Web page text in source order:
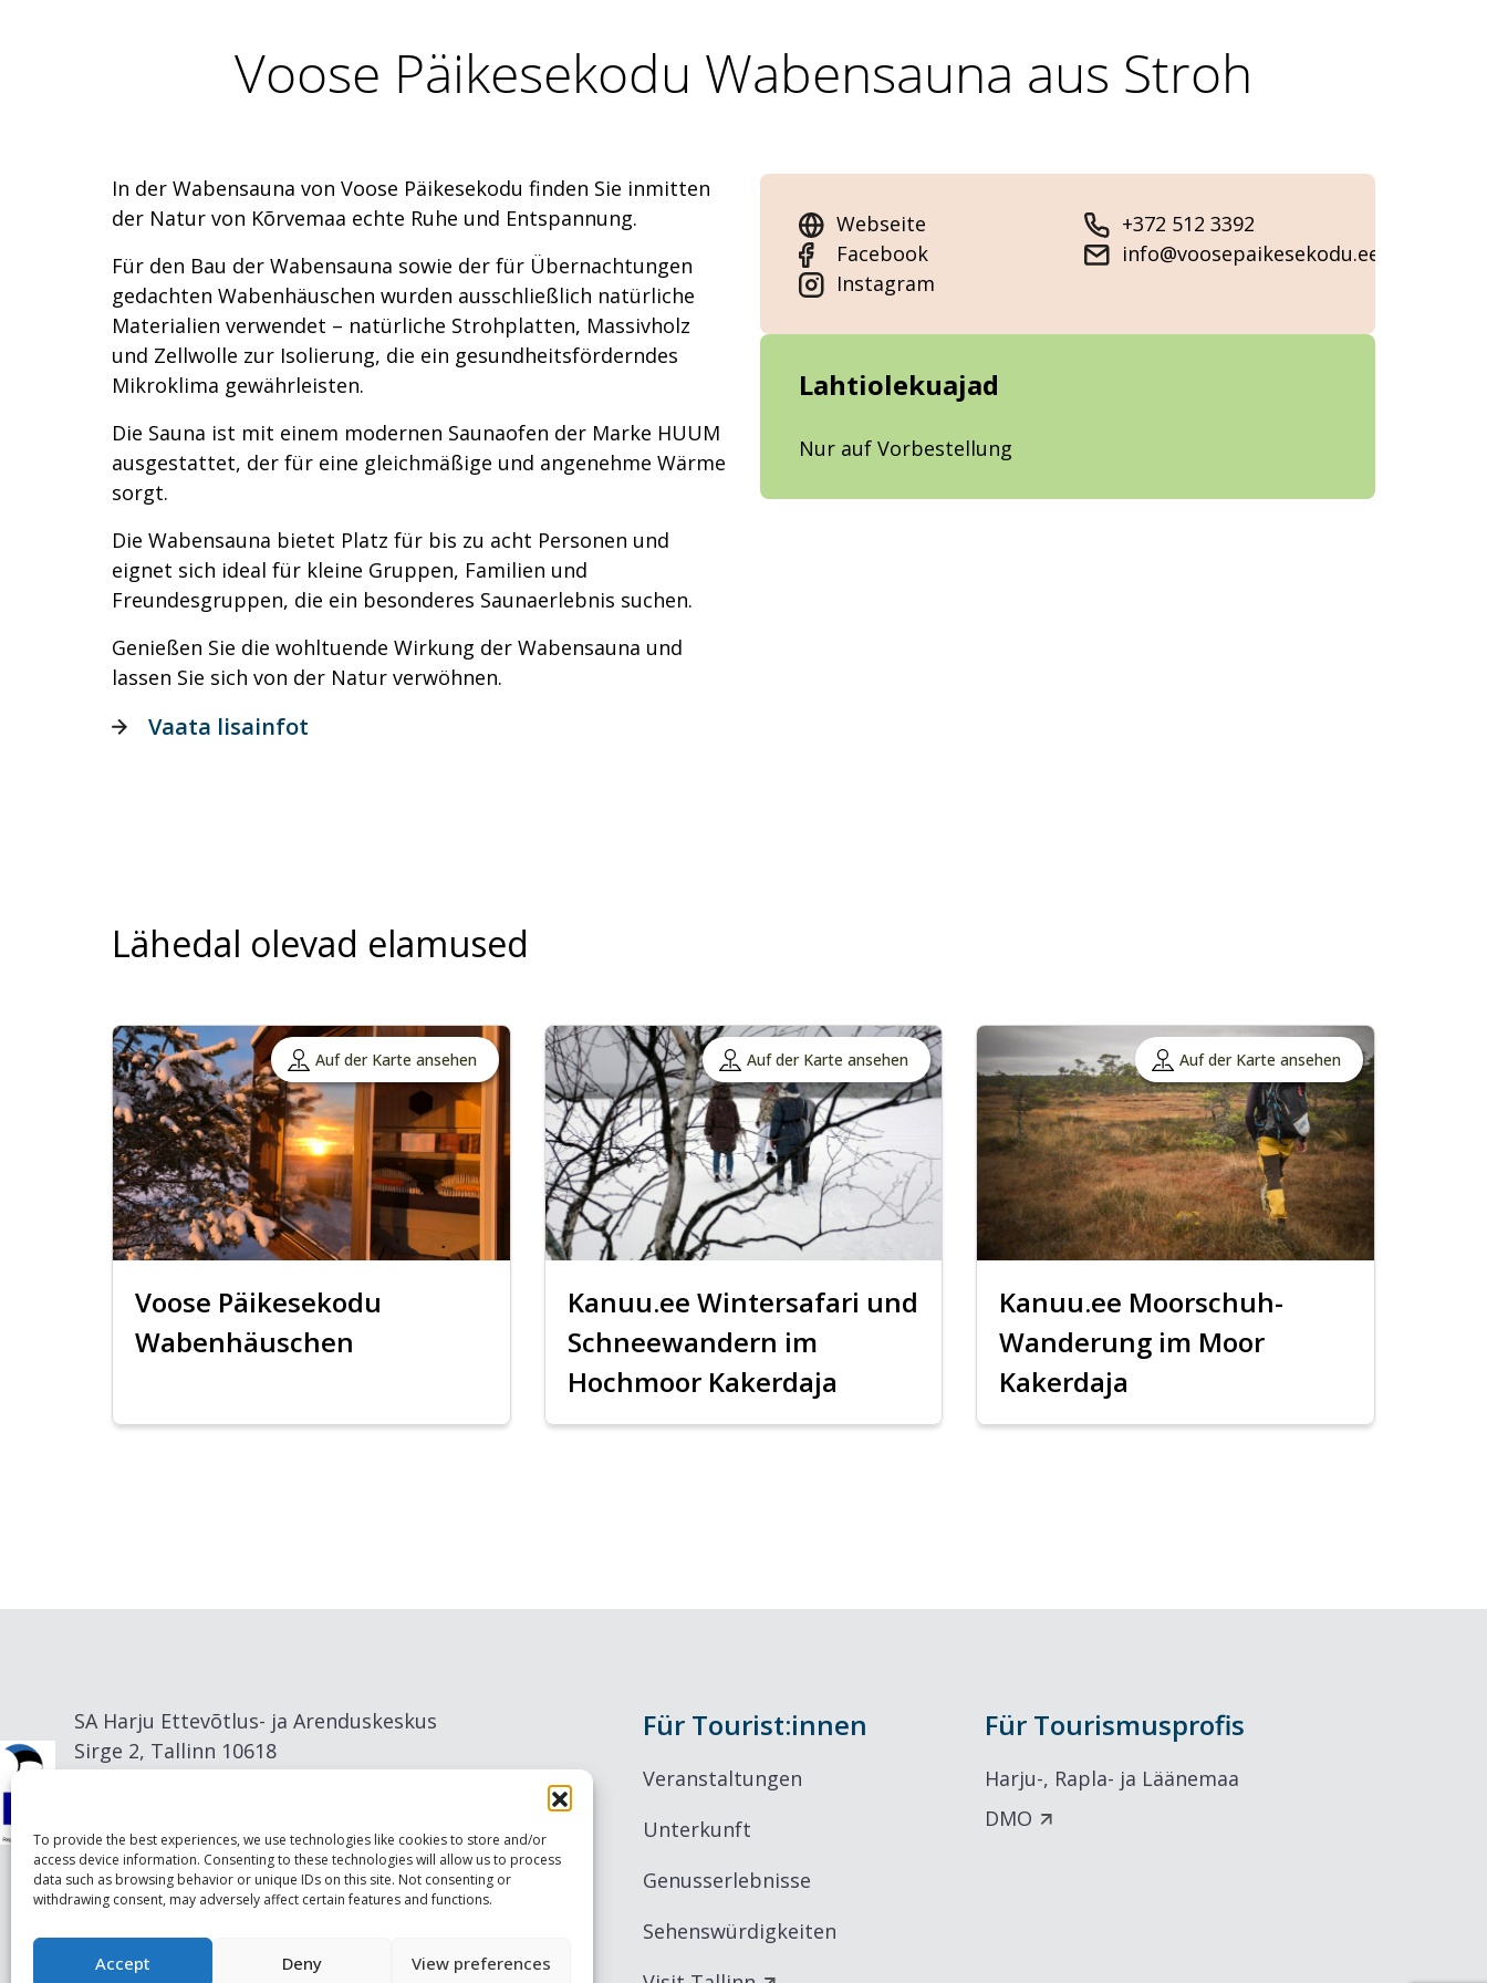
To provide the best experiences, we use technologies like cookies to store and/or
access device information. Consenting to these technologies will allow us to process
data such as browsing behavior or unique IDs on this site. Not consenting or
withdrawing consent, may adversely affect certain features and functions.
Accept Deny View preferences
Voose Päikesekodu Wabensauna aus Stroh
In der Wabensauna von Voose Päikesekodu finden Sie inmitten
der Natur von Kõrvemaa echte Ruhe und Entspannung.
Für den Bau der Wabensauna sowie der für Übernachtungen
gedachten Wabenhäuschen wurden ausschließlich natürliche
Materialien verwendet – natürliche Strohplatten, Massivholz
und Zellwolle zur Isolierung, die ein gesundheitsförderndes
Mikroklima gewährleisten.
Die Sauna ist mit einem modernen Saunaofen der Marke HUUM
ausgestattet, der für eine gleichmäßige und angenehme Wärme
sorgt.
Die Wabensauna bietet Platz für bis zu acht Personen und
eignet sich ideal für kleine Gruppen, Familien und
Freundesgruppen, die ein besonderes Saunaerlebnis suchen.
Genießen Sie die wohltuende Wirkung der Wabensauna und
lassen Sie sich von der Natur verwöhnen.
Webseite
Facebook
Instagram
+372 512 3392
info@voosepaikesekodu.ee
Lahtiolekuajad
Nur auf Vorbestellung
Vaata lisainfot
Lähedal olevad elamused
Auf der Karte ansehen
Voose Päikesekodu
Wabenhäuschen
Auf der Karte ansehen
Kanuu.ee Wintersafari und
Schneewandern im
Hochmoor Kakerdaja
Auf der Karte ansehen
Kanuu.ee Moorschuh-
Wanderung im Moor
Kakerdaja
SA Harju Ettevõtlus- ja Arenduskeskus
Sirge 2, Tallinn 10618
Für Tourist:innen
Veranstaltungen
Unterkunft
Genusserlebnisse
Sehenswürdigkeiten
Für Tourismusprofis
Harju-, Rapla- ja Läänemaa
DMO